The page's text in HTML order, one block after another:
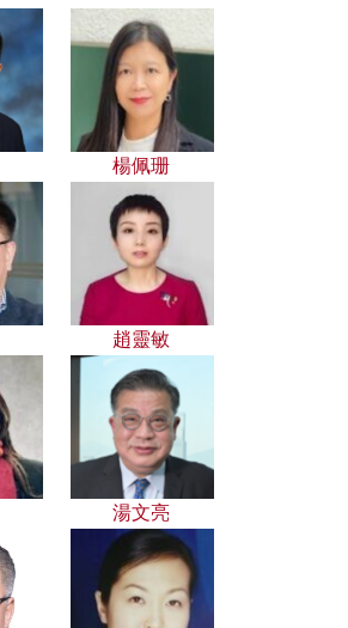
楊佩珊
趙靈敏
湯文亮